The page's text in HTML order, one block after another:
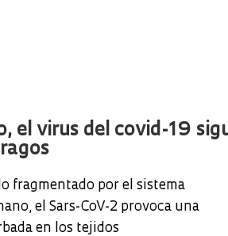
el virus del covid-19
fragmentado por el sistema
el Sars-CoV-2 provoca una
en los tejidos